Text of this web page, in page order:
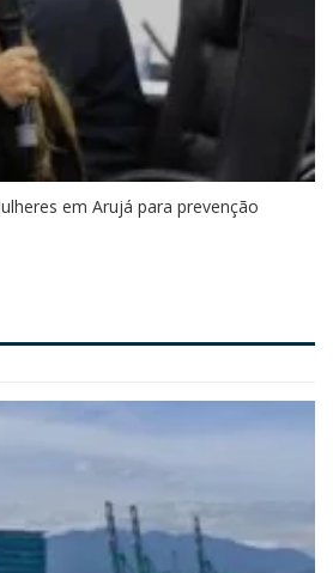
em Arujá para prevenção